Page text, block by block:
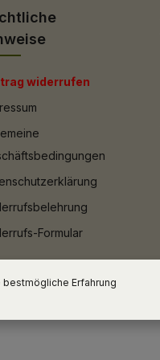
widerrufen
Formular
Erfahrung